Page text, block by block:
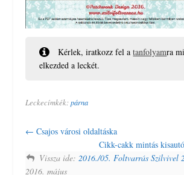
Kérlek, iratkozz fel atanfolyamra
elkezded a leckét.
Leckecímkék:párna
Csajos városi oldaltáska
Cikk-cakk mintás
Vissza ide: 2016./05. Foltvarrás Szilvivel
2016. május